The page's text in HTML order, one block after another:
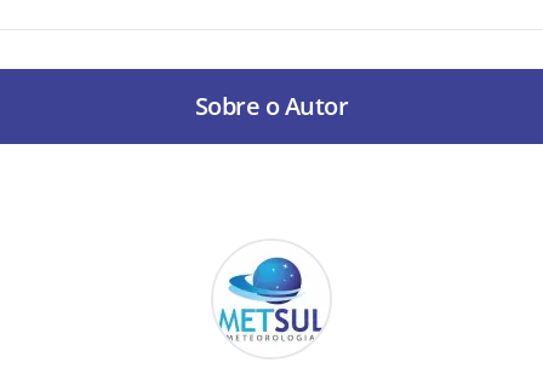
Sobre o Autor